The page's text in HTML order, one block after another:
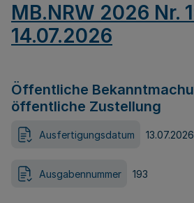
MB.NRW 2026 Nr.
14.07.2026
Öffentliche
öffentliche Zustellung
Ausfertigungsdatum 13.07.2026
Ausgabennummer 193